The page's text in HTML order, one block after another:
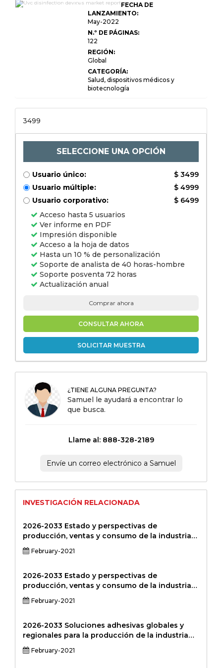
mercado global de
dispositivos de desinfección
FECHA DE
LANZAMIENTO:
May-2022
N.º DE PÁGINAS:
122
REGIÓN:
Global
CATEGORÍA:
Salud, dispositivos médicos y
biotecnología
3499
SELECCIONE UNA OPCIÓN
Usuario único:
$ 3499
Usuario múltiple:
$ 4999
Usuario corporativo:
$ 6499
Acceso hasta 5 usuarios
Ver informe en PDF
Impresión disponible
Acceso a la hoja de datos
Hasta un 10 % de personalización
Soporte de analista de 40 horas-hombre
Soporte posventa 72 horas
Actualización anual
Comprar ahora
CONSULTAR AHORA
SOLICITAR MUESTRA
¿TIENE ALGUNA PREGUNTA?
Samuel le ayudará a encontrar lo
que busca.
Llame al: 888-328-2189
Envíe un correo electrónico a Samuel
INVESTIGACIÓN RELACIONADA
2026-2033 Estado y perspectivas de
producción, ventas y consumo de la industria
del vendaje cohesivo global y regional Informe
de investigación de mercado profesional
February-2021
2026-2033 Estado y perspectivas de
producción, ventas y consumo de la industria
global y regional de agujas espinales Informe
de investigación de mercado profesional
February-2021
2026-2033 Soluciones adhesivas globales y
regionales para la producción de la industria
de polímeros de administración de
medicamentos, estado de ventas y consumo y
February-2021